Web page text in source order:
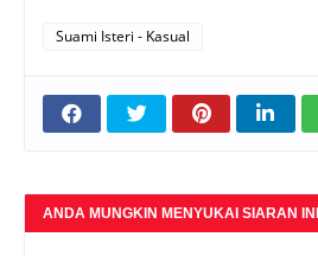
Suami Isteri - Kasual
ANDA MUNGKIN MENYUKAI SIARAN INI